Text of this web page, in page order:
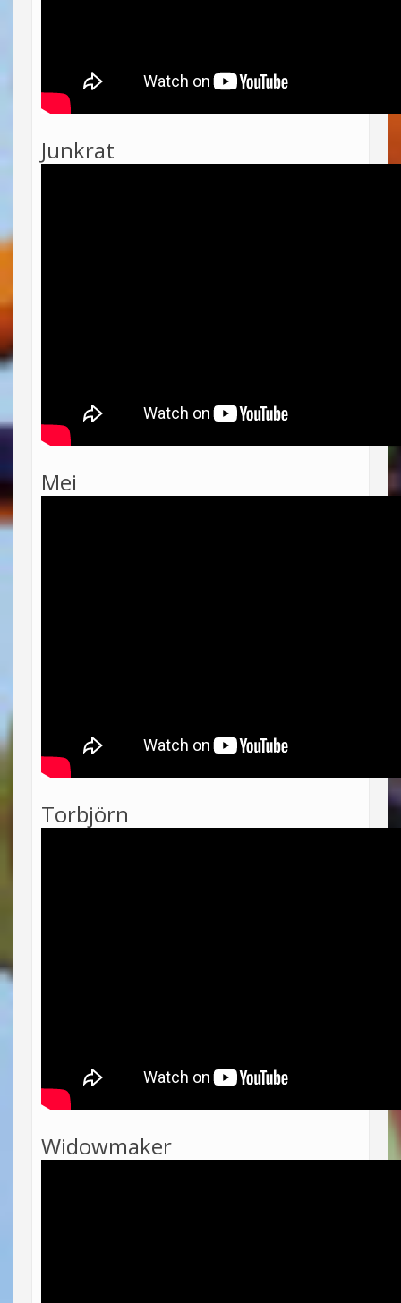
Junkrat
Mei
Torbjörn
Widowmaker